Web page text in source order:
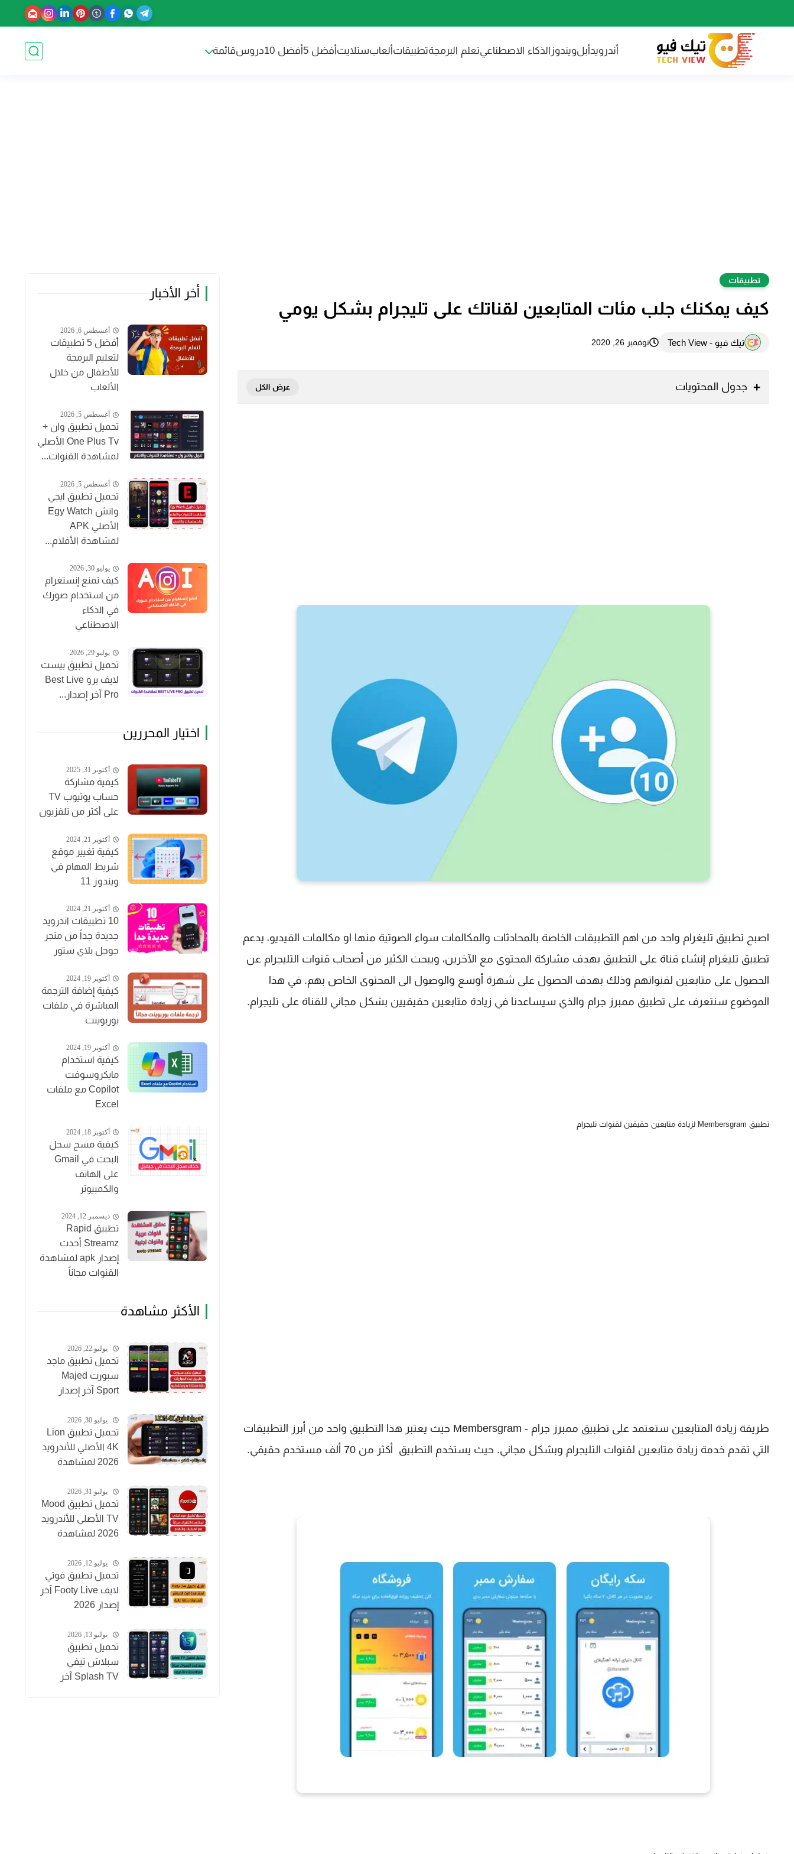
أندرويدأبلويندوز الذكاء الاصطناعيتعلم البرمجةتطبيقاتألعابستلايتأفضل 5 أفضل 10 دروسقائمة
تطبيقات
كيف يمكنك جلب مئات المتابعين لقناتك على تليجرام بشكل يومي
تيك فيو - Tech View نوفمبر 26, 2020
جدول المحتويات
اصبح تطبيق تليغرام واحد من اهم التطبيقات الخاصة بالمحادثات والمكالمات سواء الصوتية منها او مكالمات الفيديو، يدعم
تطبيق تليغرام إنشاء قناة على التطبيق بهدف مشاركة المحتوى مع الآخرين، ويبحث الكثير من أصحاب قنوات التليجرام عن
الحصول على متابعين لقنواتهم وذلك بهدف الحصول على شهرة أوسع والوصول الى المحتوى الخاص بهم. في هذا
الموضوع سنتعرف على تطبيق ممبرز جرام والذي سيساعدنا في زيادة متابعين حقيقيين بشكل مجاني للقناة على تليجرام.
تطبيق Membersgram لزيادة متابعين حقيقين لقنوات تليجرام
طريقة زيادة المتابعين ستعتمد على تطبيق ممبرز جرام - Membersgram حيث يعتبر هذا التطبيق واحد من أبرز التطبيقات
التي تقدم خدمة زيادة متابعين لقنوات التليجرام وبشكل مجاني. حيث يستخدم التطبيق أكثر من 70 ألف مستخدم حقيقي.
أخر الأخبار
أغسطس 6, 2026
أفضل 5 تطبيقات
لتعليم البرمجة
للأطفال من خلال
الألعاب
أغسطس 5, 2026
تحميل تطبيق وان +
One Plus Tv الأصلي
لمشاهدة القنوات...
أغسطس 5, 2026
تحميل تطبيق ايجي
واتش Egy Watch
الأصلي APK
لمشاهدة الأفلام...
يوليو 30, 2026
كيف تمنع إنستغرام
من استخدام صورك
في الذكاء
الاصطناعي
يوليو 29, 2026
تحميل تطبيق بيست
لايف برو Best Live
Pro آخر إصدار...
اختيار المحررين
أكتوبر 31, 2025
كيفية مشاركة
حساب يوتيوب TV
على أكثر من تلفزيون
أكتوبر 21, 2024
كيفية تغيير موقع
شريط المهام في
ويندوز 11
أكتوبر 21, 2024
10 تطبيقات اندرويد
جديدة جداً من متجر
جوجل بلاي ستور
أكتوبر 19, 2024
كيفية إضافة الترجمة
المباشرة في ملفات
بوربوينت
أكتوبر 19, 2024
كيفية استخدام
مايكروسوفت
Copilot مع ملفات
Excel
أكتوبر 18, 2024
كيفية مسح سجل
البحث في Gmail
على الهاتف
والكمبيوتر
ديسمبر 12, 2024
تطبيق Rapid
Streamz أحدث
إصدار apk لمشاهدة
القنوات مجاناً
الأكثر مشاهدة
يوليو 22, 2026
تحميل تطبيق ماجد
سبورت Majed
Sport آخر إصدار
المباريات مجاناً
يوليو 30, 2026
تحميل تطبيق Lion
4K الأصلي للأندرويد
2026 لمشاهدة
مجاناًيوليو 31, 2026
تحميل تطبيق Mood
TV الأصلي للأندرويد
2026 لمشاهدة
والأفلام
يوليو 12, 2026
تحميل تطبيق فوتي
لايف Footy Live آخر
إصدار 2026
بث مباشر
يوليو 13, 2026
تحميل تطبيق
سبلاش تيفي
Splash TV آخر